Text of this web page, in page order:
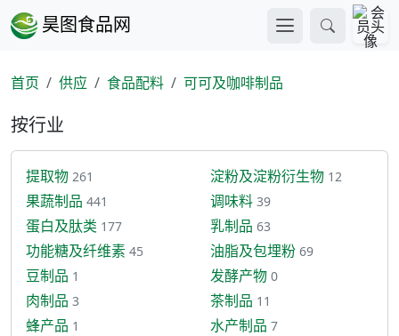
昊图食品网
首页 供应 食品配料 可可及咖啡制品
按行业
提取物 261 淀粉及淀粉衍生物 12
果蔬制品 441 调味料 39
蛋白及肽类 177 乳制品 63
功能糖及纤维素 45 油脂及包埋粉 69
豆制品 1 发酵产物 0
肉制品 3 茶制品 11
蜂产品 1 水产制品 7